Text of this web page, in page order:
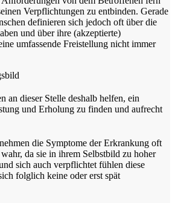
Verpflichtungen zu entbinden. Gerade
definieren sich jedoch oft über die
und über ihre (akzeptierte)
umfassende Freistellung nicht immer
an dieser Stelle deshalb helfen, ein
und Erholung zu finden und aufrecht
die Symptome der Erkrankung oft
da sie in ihrem Selbstbild zu hoher
sich auch verpflichtet fühlen diese
folglich keine oder erst spät